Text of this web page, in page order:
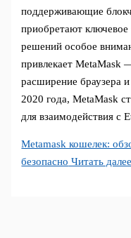
поддерживающие
приобретают
решений особое
привлекает MetaMask
расширение браузера
2020 года, MetaMask
для взаимодействия с
Metamask кошелек:
безопасно Читать